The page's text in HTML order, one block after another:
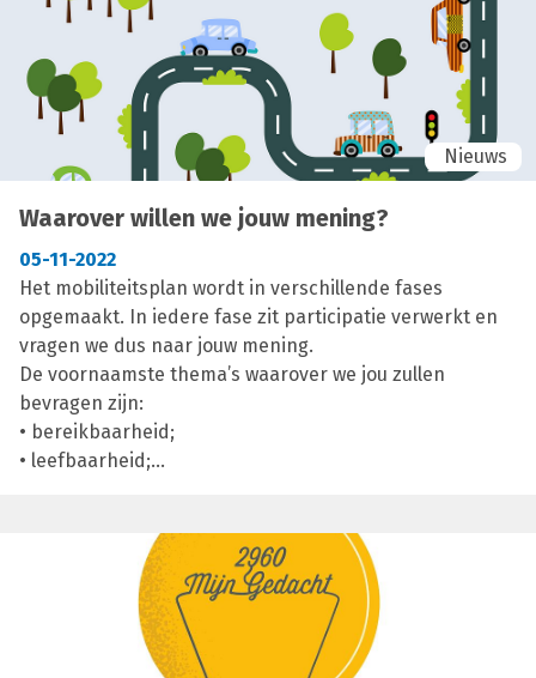
begeleidt - op een groot plan knelpunten kon
aanduiden en bespreken.
Nieuws
Waarover willen we jouw mening?
05-11-2022
Het mobiliteitsplan wordt in verschillende fases
opgemaakt. In iedere fase zit participatie verwerkt en
vragen we dus naar jouw mening.
De voornaamste thema’s waarover we jou zullen
bevragen zijn:
• bereikbaarheid;
• leefbaarheid;
• duurzame mobiliteit;
• combi-mobiliteit (ofwel verschillende
vervoersmiddelen combineren om tot op je
bestemming te geraken).